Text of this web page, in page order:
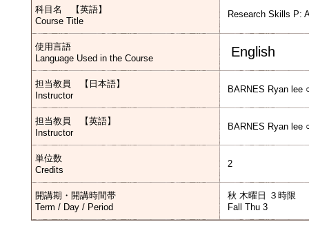
科目名 【英語】
Course Title
Research Skills P:
使用言語
Language Used in the Course
English
担当教員 【日本語】
Instructor
BARNES Ryan lee
担当教員 【英語】
Instructor
BARNES Ryan lee
単位数
Credits
2
開講期・開講時間帯
Term / Day / Period
秋 木曜日 ３時限
Fall Thu 3